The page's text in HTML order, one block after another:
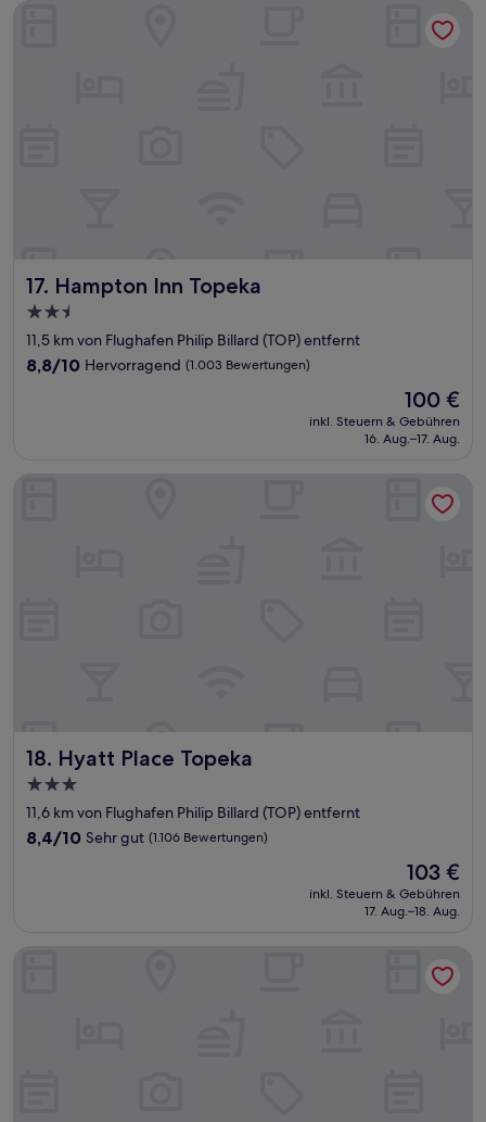
17. Hampton Inn Topeka
Hampton Inn Topeka
2.5-
Sterne-
Unterkunft
11,5 km von Flughafen Philip Billard (TOP) entfernt
8.8
8,8/10 Hervorragend (1.003 Bewertungen)
Der
Preis
beträgt
100 €
inkl. Steuern & Gebühren
16. Aug.–17. Aug.
18. Hyatt Place Topeka
Hyatt Place Topeka
3.0-
Sterne-
Unterkunft
11,6 km von Flughafen Philip Billard (TOP) entfernt
8.4
Bewertungen)
8,4/10 Sehr gut (1.106 Bewertungen)
Der
Preis
beträgt
103 €
inkl. Steuern & Gebühren
17. Aug.–18. Aug.
Hyatt Place Topeka